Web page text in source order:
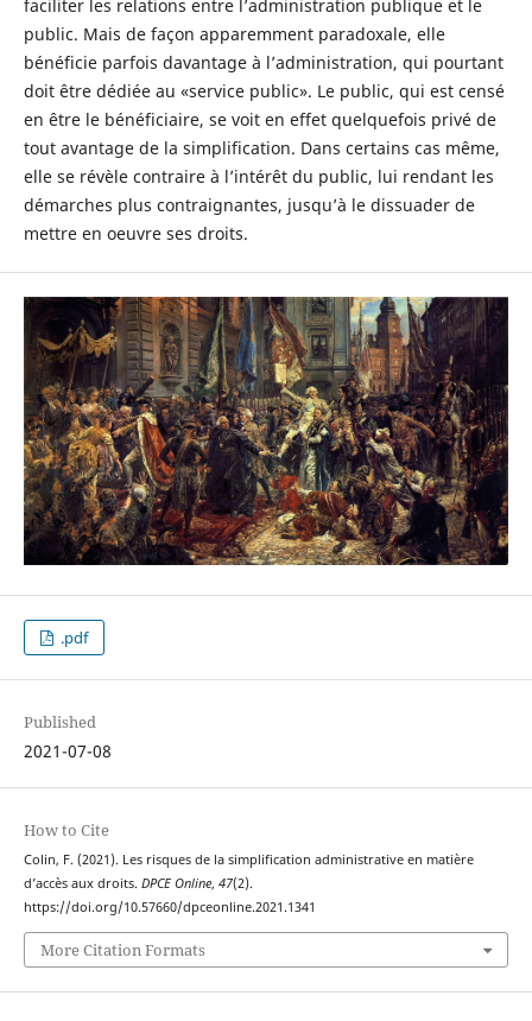
faciliter les relations entre l’administration publique et le
public. Mais de façon apparemment paradoxale, elle
bénéficie parfois davantage à l’administration, qui pourtant
doit être dédiée au «service public». Le public, qui est censé
en être le bénéficiaire, se voit en effet quelquefois privé de
tout avantage de la simplification. Dans certains cas même,
elle se révèle contraire à l’intérêt du public, lui rendant les
démarches plus contraignantes, jusqu’à le dissuader de
mettre en oeuvre ses droits.
.pdf
Published
2021-07-08
How to Cite
Colin, F. (2021). Les risques de la simplification administrative en matière
d’accès aux droits. DPCE Online, 47(2).
https://doi.org/10.57660/dpceonline.2021.1341
More Citation Formats